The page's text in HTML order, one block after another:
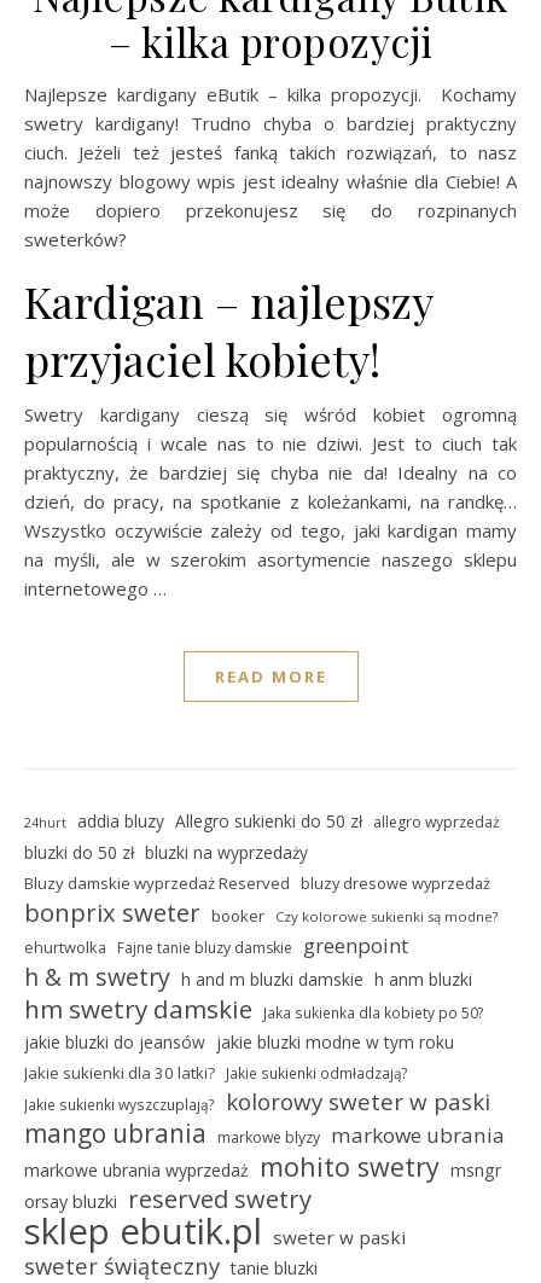
– kilka propozycji
Najlepsze kardigany eButik – kilka propozycji. Kochamy
swetry kardigany! Trudno chyba o bardziej praktyczny
ciuch. Jeżeli też jesteś fanką takich rozwiązań, to nasz
najnowszy blogowy wpis jest idealny właśnie dla Ciebie! A
może dopiero przekonujesz się do rozpinanych
sweterków?
Kardigan – najlepszy
przyjaciel kobiety!
Swetry kardigany cieszą się wśród kobiet ogromną
popularnością i wcale nas to nie dziwi. Jest to ciuch tak
praktyczny, że bardziej się chyba nie da! Idealny na co
dzień, do pracy, na spotkanie z koleżankami, na randkę…
Wszystko oczywiście zależy od tego, jaki kardigan mamy
na myśli, ale w szerokim asortymencie naszego sklepu
internetowego …
READ MORE
24hurt addia bluzy Allegro sukienki do 50 zł allegro wyprzedaż
bluzki do 50 zł bluzki na wyprzedaży
Bluzy damskie wyprzedaż Reserved bluzy dresowe wyprzedaż
bonprix sweter booker Czy kolorowe sukienki są modne?
ehurtwolka Fajne tanie bluzy damskie greenpoint
h & m swetry h and m bluzki damskie h anm bluzki
hm swetry damskie Jaka sukienka dla kobiety po 50?
jakie bluzki do jeansów jakie bluzki modne w tym roku
Jakie sukienki dla 30 latki?
Jakie sukienki odmładzają?
Jakie sukienki wyszczuplają?
kolorowy sweter w paski
mango ubrania markowe blyzy markowe ubrania
markowe ubrania wyprzedaż mohito swetry msngr
orsay bluzki
reserved swetry
sklep ebutik.pl sweter w paski
sweter świąteczny tanie bluzki